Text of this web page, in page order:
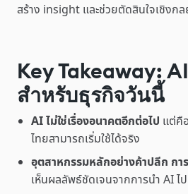
สร้าง insight และช่วยตัดสินใจเชิงก
Key Takeaway:
สำหรับธุรกิจวันนี้
AI ไม่ใช่เรื่องอนาคตอีกต่อไป แต่คื
ไทยสามารถเริ่มใช้ได้จริง
อุตสาหกรรมหลักอย่างค้าปลีก กา
เห็นผลลัพธ์ชัดเจนจากการนำ AI ไ